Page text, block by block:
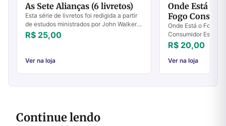
As Sete Alianças (6 livretos)
Esta série de livretos foi redigida a partir
de estudos ministrados por John Walker
na igreja em Rubiataba, durante o ano de
1984.Apropriado tanto para novos...
R$ 25,00
Ver na loja
Onde Está o
Fogo
Onde Está o Fogo?
Consumidor Essa
versículo do Antigo
conhecida. Bem
entretanto, é...
R$ 20,00
Ver na loja
Continue lendo